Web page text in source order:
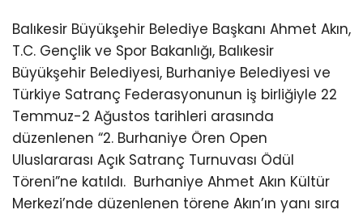
Balıkesir Büyükşehir Belediye Başkanı Ahmet Akın,
T.C. Gençlik ve Spor Bakanlığı, Balıkesir
Büyükşehir Belediyesi, Burhaniye Belediyesi ve
Türkiye Satranç Federasyonunun iş birliğiyle 22
Temmuz-2 Ağustos tarihleri arasında
düzenlenen “2. Burhaniye Ören Open
Uluslararası Açık Satranç Turnuvası Ödül
Töreni”ne katıldı. Burhaniye Ahmet Akın Kültür
Merkezi’nde düzenlenen törene Akın’ın yanı sıra